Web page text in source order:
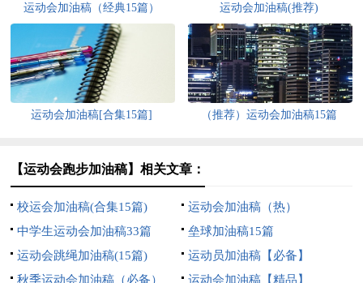
运动会加油稿（经典15篇） 运动会加油稿(推荐)
运动会加油稿[合集15篇] （推荐）运动会加油稿15篇
【运动会跑步加油稿】相关文章：
校运会加油稿(合集15篇)
运动会加油稿（热）
中学生运动会加油稿33篇
垒球加油稿15篇
运动会跳绳加油稿(15篇)
运动员加油稿【必备】
秋季运动会加油稿（必备）
运动会加油稿【精品】